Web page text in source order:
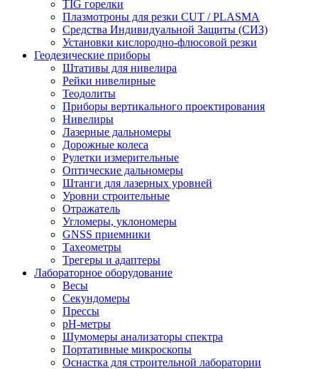
TIG горелки
Плазмотроны для резки CUT / PLASMA
Средства Индивидуальной Защиты (СИЗ)
Установки кислородно-флюсовой резки
Геодезические приборы
Штативы для нивелира
Рейки нивелирные
Теодолиты
Приборы вертикального проектирования
Нивелиры
Лазерные дальномеры
Дорожные колеса
Рулетки измерительные
Оптические дальномеры
Штанги для лазерных уровней
Уровни строительные
Отражатель
Угломеры, уклономеры
GNSS приемники
Тахеометры
Трегеры и адаптеры
Лабораторное оборудование
Весы
Секундомеры
Прессы
pH-метры
Шумомеры анализаторы спектра
Портативные микроскопы
Оснастка для строительной лаборатории